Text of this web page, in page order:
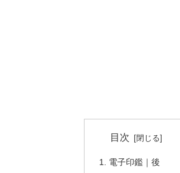
目次
電子印鑑｜後